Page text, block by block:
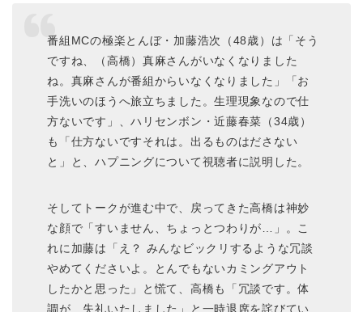
番組MCの極楽とんぼ・加藤浩次（48歳）は「そう
ですね、（高橋）真麻さんがいなくなりました
ね。真麻さんが番組からいなくなりました」「お
手洗いのほうへ旅立ちました。生理現象なので仕
方ないです」、ハリセンボン・近藤春菜（34歳）
も「仕方ないですそれは。出るものはださない
と」と、ハプニングについて視聴者に説明した。
そしてトークが進む中で、戻ってきた高橋は神妙
な顔で「すいません、ちょっとつわりが…」。こ
れに加藤は「え？ みんなビックリするような冗談
やめてくださいよ。とんでもないカミングアウト
したかと思った」と慌て、高橋も「冗談です。体
調が…失礼いたしました」と一時退席を詫びてい